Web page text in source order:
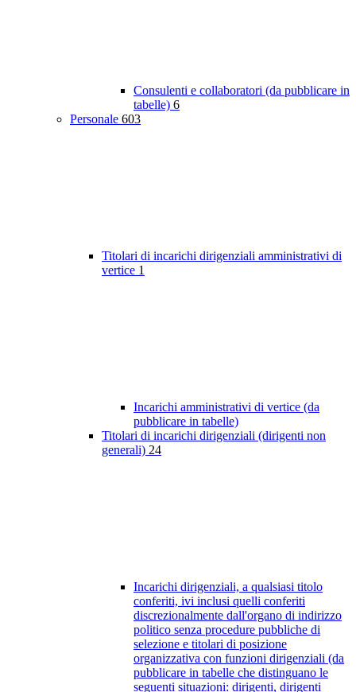
Consulenti e collaboratori (da pubblicare in
tabelle) 6
Personale 603
Titolari di incarichi dirigenziali amministrativi di
vertice 1
Incarichi amministrativi di vertice (da
pubblicare in tabelle)
Titolari di incarichi dirigenziali (dirigenti non
generali) 24
Incarichi dirigenziali, a qualsiasi titolo
conferiti, ivi inclusi quelli conferiti
discrezionalmente dall'organo di indirizzo
politico senza procedure pubbliche di
selezione e titolari di posizione
organizzativa con funzioni dirigenziali (da
pubblicare in tabelle che distinguano le
seguenti situazioni: dirigenti, dirigenti